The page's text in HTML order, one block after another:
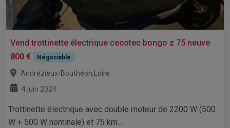
Vend trottinette électrique cecotec bongo z 75 neuve
800 €
Négociable
Andrézieux-Bouthéon, Loire
4 juin 2024
Trottinette électrique avec double moteur de 2200 W (500
W + 500 W nominale) et 75 km...